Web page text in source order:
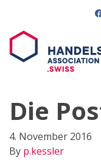
Die
4. November 2016
By p.kessler